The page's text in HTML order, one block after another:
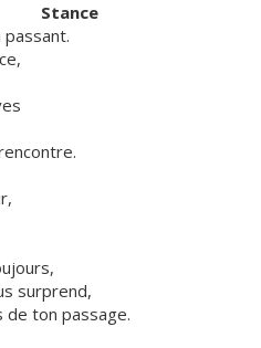
Stance
surprend,
de ton passage.